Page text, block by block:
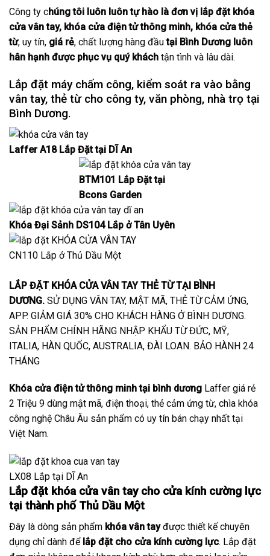
Công ty chúng tôi luôn luôn tự hào là đơn vị lắp đặt khóa
cửa vân tay, khóa cửa điện tử thông minh, khóa cửa thẻ
từ, uy tín, giá rẻ, chất lượng hàng đầutại Bình Dương luôn
hân hạnh được phục vụ quý khách tận tình và lâu dài.
Lắp đặt máy chấm công, kiểm soát ra vào bằng
vân tay, thẻ từ cho công ty, văn phòng, nhà trọ tại
Bình Dương.
Laffer A18 Lắp Đặt tại DĨ An
BTM101 Lắp Đặt tại
Bcons Garden
Khóa Đại Sảnh DS104 Lắp ở Tân Uyên
CN110 Lắp ở Thủ Dầu Một
LẮP ĐẶT KHÓA CỬA VÂN TAY THẺ TỪ TẠI BÌNH
DƯƠNG. SỬ DỤNG VÂN TAY, MẬT MÃ, THẺ TỪ CẢM ỨNG,
APP. GIẢM GIÁ 30% CHO KHÁCH HÀNG Ở BÌNH DƯƠNG.
SẢN PHẨM CHÍNH HÃNG NHẬP KHẨU TỪ ĐỨC, MỸ,
ITALIA, HÀN QUỐC, AUSTRALIA, ĐÀI LOAN. BẢO HÀNH 24
THÁNG
Khóa cửa điện tử thông minh tại bình dương Laffer giá rẻ
2 Triệu 9 dùng mật mã, điện thoại, thẻ cảm ứng từ, chìa khóa
công nghệ Châu Âu sản phẩm có uy tín bán chạy nhất tại
Việt Nam.
LX08 Lắp tại DĨ An
Lắp đặt khóa cửa vân tay cho cửa kính cường lực
tại thành phố Thủ Dầu Một
Đây là dòng sản phẩm khóa vân tayđược thiết kế chuyên
dụng chỉ dành để lắp đặt cho cửa kính cường lực. Lắp đặt